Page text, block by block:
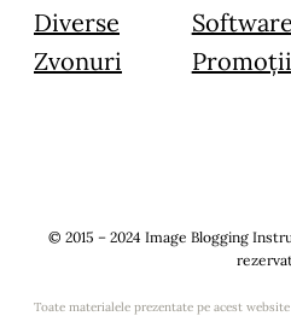
Diverse
Zvonuri
Software
Promoții
© 2015 – 2024 Image Blogging
Toate materialele prezentate pe acest